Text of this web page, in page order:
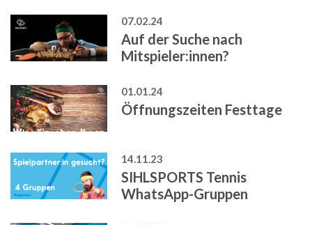
07.02.24
Auf der Suche nach
Mitspieler:innen?
01.01.24
Öffnungszeiten Festtage
14.11.23
SIHLSPORTS Tennis
WhatsApp-Gruppen